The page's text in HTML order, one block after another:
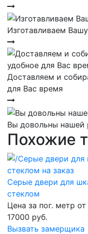
Изготавливаем
Доставляем и
для Вас время
Вы довольны нашей
Похожие
Серые двери для
стеклом
Цена за пог. метр от
17000 руб.
Вызвать замерщика